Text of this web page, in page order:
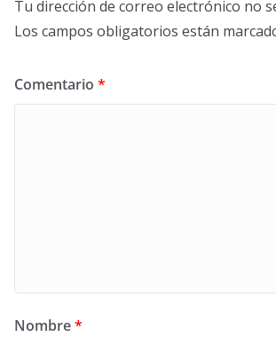
Tu dirección de correo electrónico no
Los campos obligatorios están
Comentario *
Nombre*